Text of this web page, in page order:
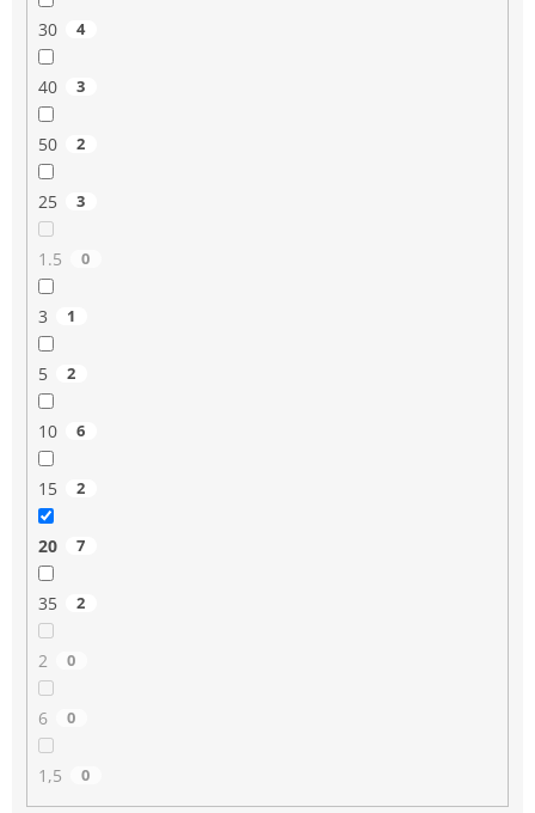
30 4
40 3
50 2
25 3
1.5 0
3 1
5 2
10 6
15 2
20 7
35 2
2 0
6 0
1,5 0